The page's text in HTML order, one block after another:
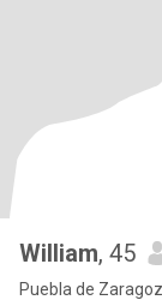
William, 45
Puebla de